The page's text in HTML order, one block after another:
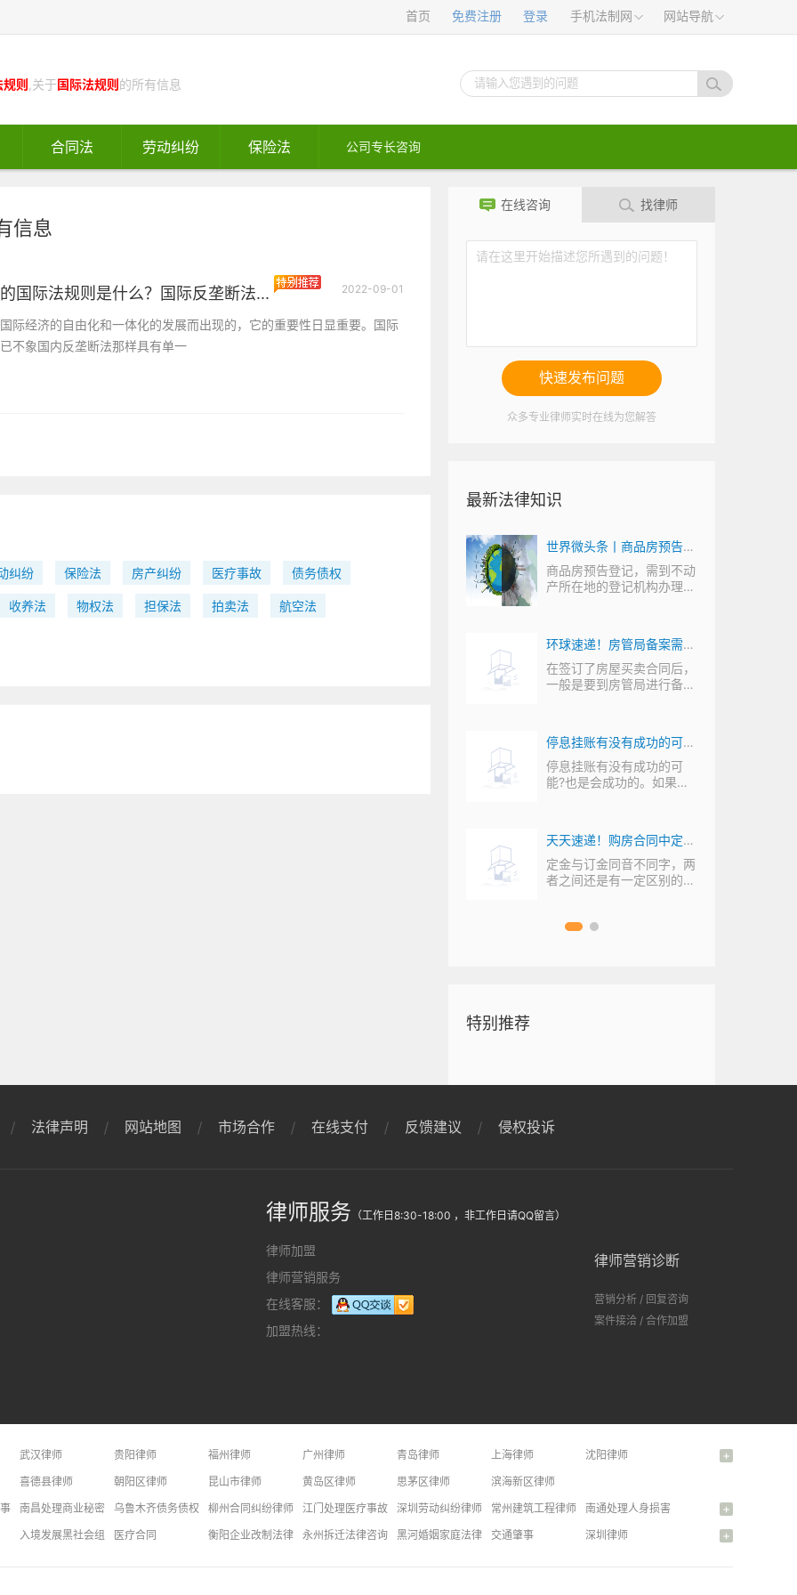
首页 免费注册 登录 手机法制网 网站导航
则 ,关于国际法规则 的所有信息
合同法 劳动纠纷 保险法 公司专长咨询
信息
国际法规则是什么？国际反垄断法... 2022-09-01
际经济的自由化和一体化的发展而出现的，它的重要性日显重要。国际
不象国内反垄断法那样具有单一
纠纷 保险法 房产纠纷 医疗事故 债务债权
收养法 物权法 担保法 拍卖法 航空法
在线咨询 找律师
快速发布问题
众多专业律师实时在线为您解答
最新法律知识
期还能停息挂账吗？停息挂
信用卡已有分期还能停息挂
理由根据上述《
世界微头条丨商品房预告登
记证该去哪里拿以及所需资
料
商品房预告登记，需到不动
产所在地的登记机构办理。
环球速递！房管局备案需要
好久
在签订了房屋买卖合同后，
一般是要到房管局进行备案
停息挂账有没有成功的可
能？停息挂账必须要逾期
吗？|今日精选
停息挂账有没有成功的可
能?也是会成功的。如果因
天天速递！购房合同中定金
与订金有什么不同
定金与订金同音不同字，两
者之间还是有一定区别的。
特别推荐
法律声明 网站地图 市场合作 在线支付 反馈建议 侵权投诉
律师服务 （工作日8:30-18:00 ，非工作日请QQ留言）
律师加盟
律师营销服务
在线客服：
加盟热线：
律师营销诊断
营销分析 / 回复咨询
案件接洽 / 合作加盟
武汉律师 贵阳律师 福州律师 广州律师 青岛律师 上海律师
沈阳律师
长春律师 昆明律师 深圳律师 西安律师 杭州律师
+
喜德县律师 朝阳区律师 昆山市律师 黄岛区律师 思茅区律师 滨海新区律师
问题律师
南昌处理商业秘密问题律师乌鲁木齐债务债权律师柳州合同纠纷律师 江门处理医疗事故纠纷问题律师
深圳劳动纠纷律师 常州建筑工程律师
南通处理人身损害赔偿问题律师
争问题律师
厦门交通事故律师 天津处理分家产问题律师衢州处理物业管理问题律师大连处理二手房问题律师兴安盟房屋拆迁律师扬州房产纠纷律师
滨州合同纠纷律师
+
入境发展黑社会组织罪医疗合同 衡阳企业改制法律咨询永州拆迁法律咨询 黑河婚姻家庭法律咨询交通肇事
深圳律师
+